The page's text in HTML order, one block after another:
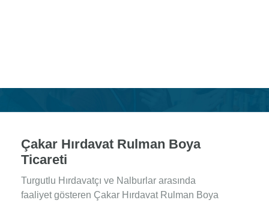
Çakar Hırdavat Rulman Boya
Ticareti
Turgutlu Hırdavatçı ve Nalburlar arasında
faaliyet gösteren Çakar Hırdavat Rulman Boya